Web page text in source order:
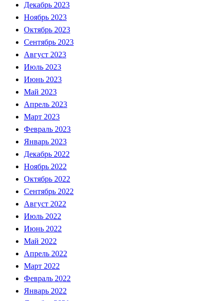
Декабрь 2023
Ноябрь 2023
Октябрь 2023
Сентябрь 2023
Август 2023
Июль 2023
Июнь 2023
Май 2023
Апрель 2023
Март 2023
Февраль 2023
Январь 2023
Декабрь 2022
Ноябрь 2022
Октябрь 2022
Сентябрь 2022
Август 2022
Июль 2022
Июнь 2022
Май 2022
Апрель 2022
Март 2022
Февраль 2022
Январь 2022